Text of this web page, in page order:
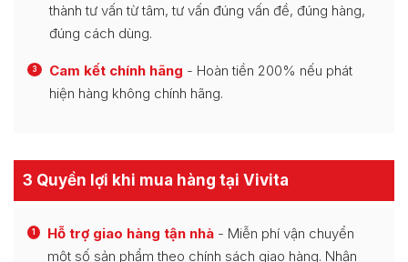
thành tư vấn từ tâm, tư vấn đúng vấn đề, đúng hàng,
đúng cách dùng.
3 Cam kết chính hãng - Hoàn tiền 200% nếu phát
hiện hàng không chính hãng.
3 Quyền lợi khi mua hàng tại Vivita
1 Hỗ trợ giao hàng tận nhà - Miễn phí vận chuyển
một số sản phẩm theo chính sách giao hàng. Nhận